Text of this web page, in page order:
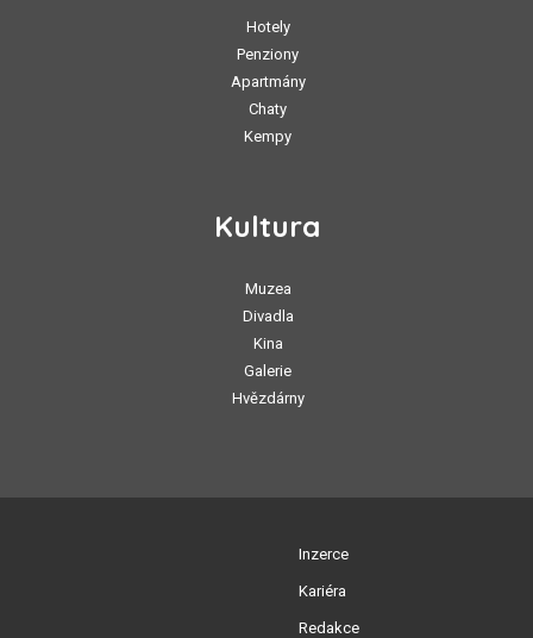
Hotely
Penziony
Apartmány
Chaty
Kempy
Kultura
Muzea
Divadla
Kina
Galerie
Hvězdárny
Inzerce
Kariéra
Redakce